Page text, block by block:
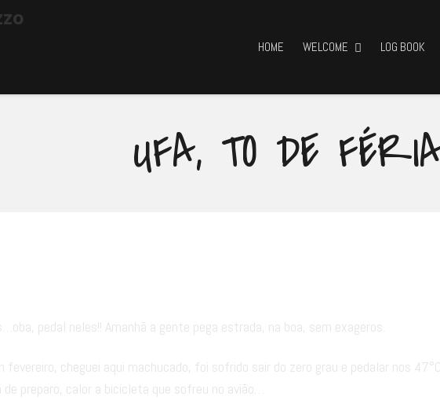
HOME WELCOME LOG BOOK
UFA, TO DE
pedal neles!! Amanhã a gente pega estrada, na boa, sem exageros.
fevereiro, cheguei aqui machucado, foi sofrido sair do zero grau e pedalar nos
preparo, calor a bicicleta que sofreu no avião…